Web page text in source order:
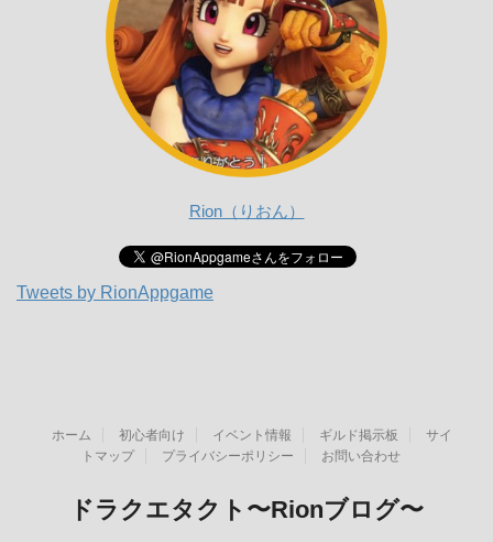
Rion（りおん）
Tweets by RionAppgame
ホーム 初心者向け イベント情報 ギルド掲示板
サイ
トマップ
プライバシーポリシー お問い合わせ
ドラクエタクト〜Rionブログ〜